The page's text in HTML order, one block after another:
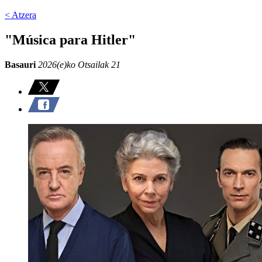
< Atzera
"Música para Hitler"
Basauri 2026(e)ko Otsailak 21